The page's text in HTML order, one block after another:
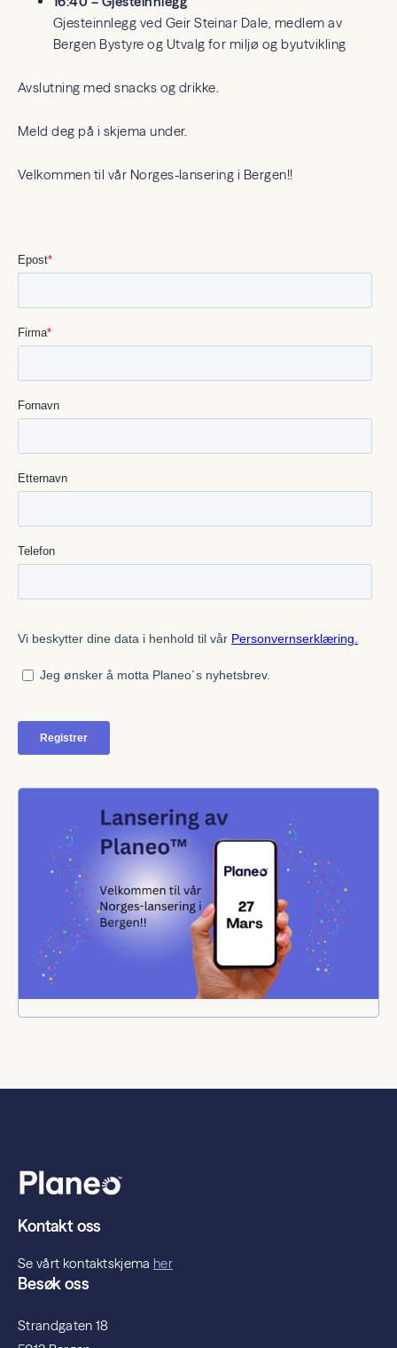
Gjesteinnlegg ved Geir Steinar Dale, medlem av
Bergen Bystyre og Utvalg for miljø og byutvikling
Avslutning med snacks og drikke.
Meld deg på i skjema under.
Velkommen til vår Norges-lansering i Bergen!!
Kontakt oss
Se vårt kontaktskjema her
Besøk oss
Strandgaten 18